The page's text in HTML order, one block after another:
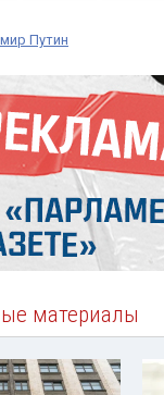
Путин
материалы